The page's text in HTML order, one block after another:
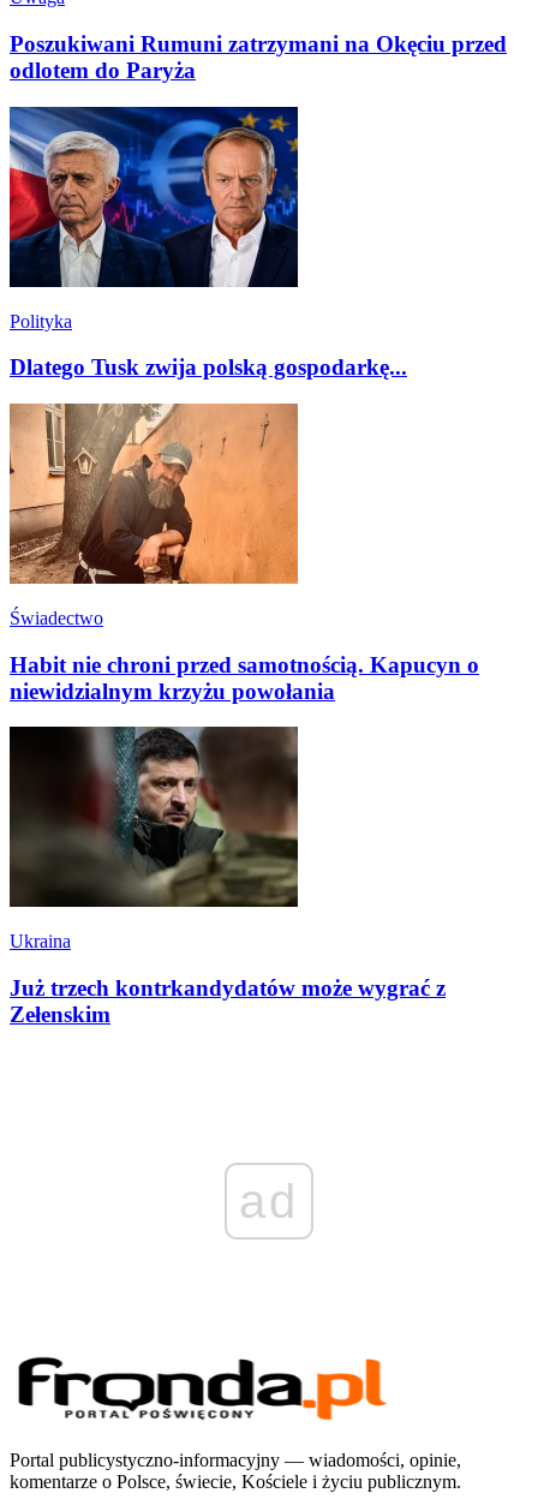
Poszukiwani Rumuni zatrzymani na Okęciu przed
odlotem do Paryża
Polityka
Dlatego Tusk zwija polską gospodarkę...
Świadectwo
Habit nie chroni przed samotnością. Kapucyn o
niewidzialnym krzyżu powołania
Ukraina
Już trzech kontrkandydatów może wygrać z
Zełenskim
ad
Portal publicystyczno-informacyjny — wiadomości, opinie,
komentarze o Polsce, świecie, Kościele i życiu publicznym.